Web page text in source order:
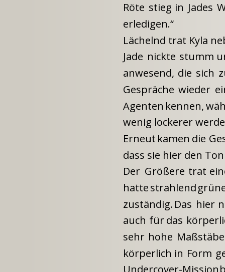
Röte stieg in Jades
erledigen.“
Lächelnd trat Kyla
Jade nickte stumm
anwesend, die sich
Gespräche wieder
Agenten kennen,
wenig lockerer
Erneut kamen die
dass sie hier den
Der Größere trat
hattestrahlend
zuständig. Das hier
auch fürdas
sehr hohe Maßstäbe
körperlich in Form